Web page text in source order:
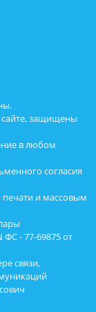
защищены
в любом
согласия
печати и массовым
ФС - 77-69875 от
связи,